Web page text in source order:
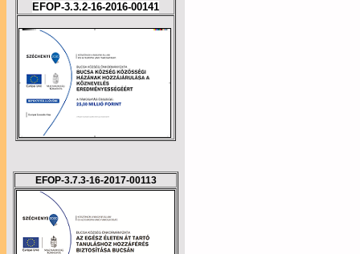
EFOP-3.3.2-16-2016-00141
EFOP-3.7.3-16-2017-00113